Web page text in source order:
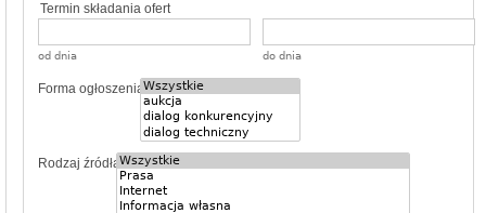
Termin składania ofert
od dnia do dnia
Forma ogłoszenia
Rodzaj źródła